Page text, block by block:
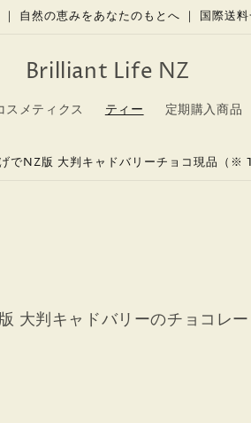
自然の恵みをあなたのもとへ ｜ 国際送料
Brilliant Life NZ
スメティクス ティー 定期購入商品
でNZ版 大判キャドバリーチョコ現品（※
大判キャドバリーのチョコレー